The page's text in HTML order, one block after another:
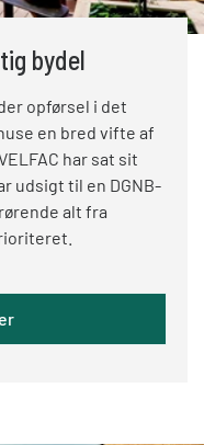
som VELFAC
- Renovering
bydel
opførsel i det
en bred vifte af
har sat sit
udsigt til en DGNB-
alt fra